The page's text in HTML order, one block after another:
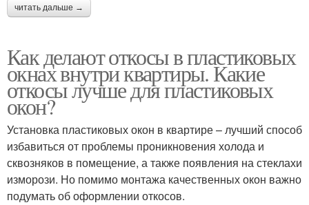
читать дальше →
Как делают откосы в пластиковых
окнах внутри квартиры. Какие
откосы лучше для пластиковых
окон?
Установка пластиковых окон в квартире – лучший способ
избавиться от проблемы проникновения холода и
сквозняков в помещение, а также появления на стеклахи
изморози. Но помимо монтажа качественных окон важно
подумать об оформлении откосов.